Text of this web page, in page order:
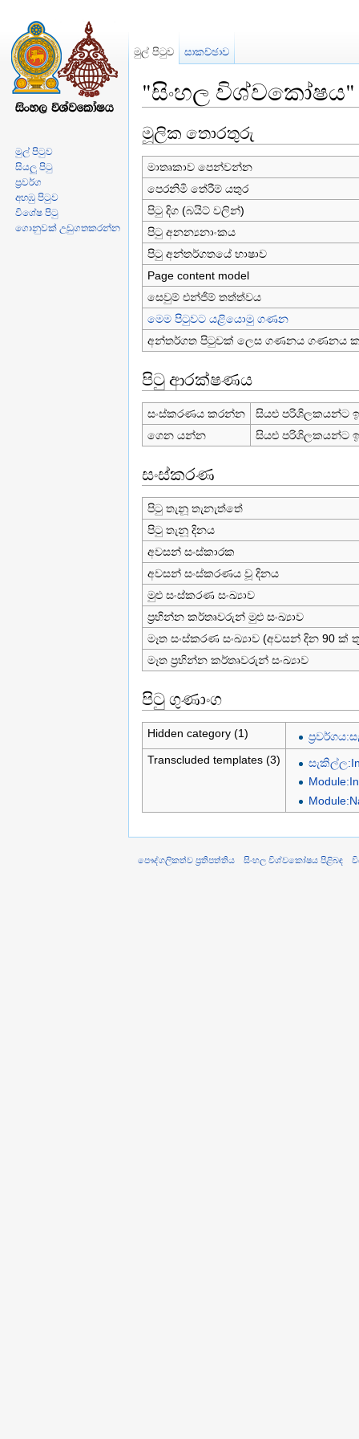
"සිංහල
මූලික තොරතුරු
මාතෘකාව පෙන්වන්න
පෙරනිමි තේරීම් යතුර
පිටු දිග (බයිට් වලින්)
පිටු අනන්‍යනාංකය
පිටු අන්තර්ගතයේ භාෂාව
Page content model
සෙවුම් එන්ජිම් තත්ත්වය
මෙම පිටුවට යළියොමු ගණන
අන්තර්ගත පිටුවක් ලෙස ගණනය ගණනය
පිටු ආරක්ෂණය
සංස්කරණය කරන්න
සියළු පරිශිලකයන්ට
ගෙන යන්න
සියළු පරිශිලකයන්ට
සංස්කරණ
පිටු තැනූ තැනැත්තේ
පිටු තැනූ දිනය
අවසන් සංස්කාරක
අවසන් සංස්කරණය වූ දිනය
මුළු සංස්කරණ සංඛ්‍යාව
ප්‍රභින්න කර්තෘවරුන් මුළු සංඛ්‍යාව
මෑත සංස්කරණ සංඛ්‍යාව (අවසන් දින 90 ක්
මෑත ප්‍රභින්න කර්තෘවරුන් සංඛ්‍යාව
පිටු ගුණාංග
Hidden category (1)
Transcluded templates (3)
මුල් පිටුව සාකච්ඡාව
මුල් පිටුව
සියලු පිටු
ප්‍රවර්ග
අහඹු පිටුව
විශේෂ පිටු
ගොනුවක් උඩුගතකරන්න
පෞද්ගලිකත්ව ප්‍රතිපත්තිය සිංහල විශ්වකෝෂය පිළිබඳ